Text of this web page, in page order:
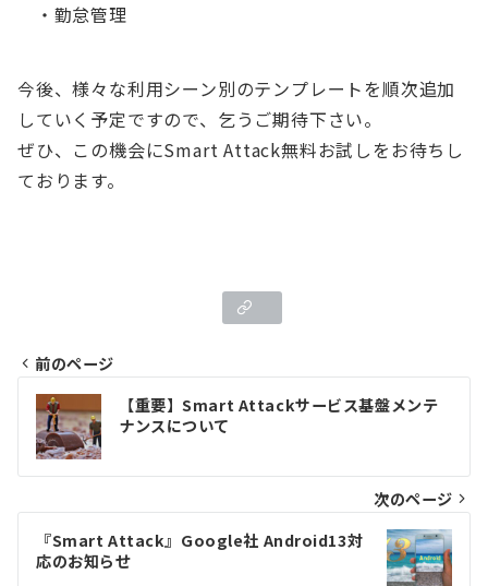
・勤怠管理
今後、様々な利用シーン別のテンプレートを順次追加
していく予定ですので、乞うご期待下さい。
ぜひ、この機会にSmart Attack無料お試しをお待ちし
ております。
投
稿
ナ
ビ
前のページ
【重要】Smart Attackサービス基盤メンテ
ナンスについて
次のページ
『Smart Attack』Google社 Android13対
応のお知らせ